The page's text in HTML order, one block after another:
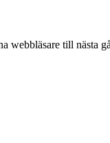
webbläsare till nästa